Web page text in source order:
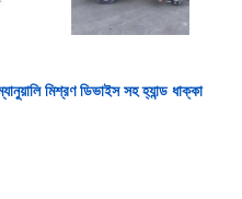
মিশ্রণ ডিভাইস সহ হ্যান্ড ধাক্কা